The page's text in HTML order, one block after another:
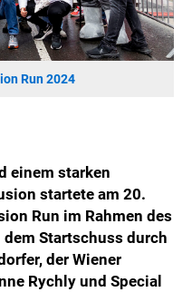
Run 2024
einem starken
startete am 20.
Run im Rahmen des
Startschuss durch
der Wiener
Rychly und Special